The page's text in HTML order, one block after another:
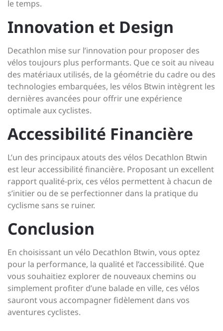
le temps.
Innovation et Design
Decathlon mise sur l’innovation pour proposer des
vélos toujours plus performants. Que ce soit au niveau
des matériaux utilisés, de la géométrie du cadre ou des
technologies embarquées, les vélos Btwin intègrent les
dernières avancées pour offrir une expérience
optimale aux cyclistes.
Accessibilité Financière
L’un des principaux atouts des vélos Decathlon Btwin
est leur accessibilité financière. Proposant un excellent
rapport qualité-prix, ces vélos permettent à chacun de
s’initier ou de se perfectionner dans la pratique du
cyclisme sans se ruiner.
Conclusion
En choisissant un vélo Decathlon Btwin, vous optez
pour la performance, la qualité et l’accessibilité. Que
vous souhaitiez explorer de nouveaux chemins ou
simplement profiter d’une balade en ville, ces vélos
sauront vous accompagner fidèlement dans vos
aventures cyclistes.